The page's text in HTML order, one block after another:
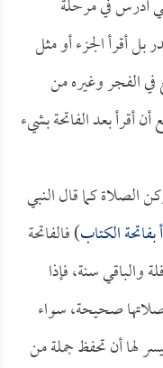
أدرس في مرحلة
بل أقرأ الجزء أو مثل
الفجر وغيره من
أقرأ بعد الفاتحة بشيء
الصلاة كما قال النبي
الكتاب) فالفاتحة
سنة، فإذا
صحيحة، سواء
لها أن تحفظ جملة من